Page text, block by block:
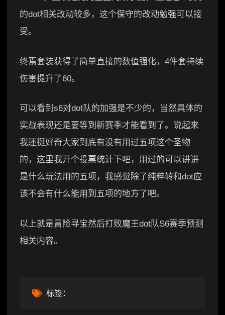
的dot相关改动较多，这个保守的改动勉强可以接
受。
终焉套装获得了简单直接的数值强化，4件套持续
伤害提升了60。
可以看到s6对dot队的加强是不少的，当然具体的
实战表现还是要等到新赛季才能看到了。说起来
我还挺好奇大家到底有没有用过五项这个圣物
的，这里我开个投票统计下吧，用过的可以讲讲
是什么玩法用的五项，我感觉除了纯粹转和dot应
该不会有什么能用到五项的地方了吧。
以上就是冒险寻宝然后打败魔王dot队S6赛季预测
相关内容。
标签：